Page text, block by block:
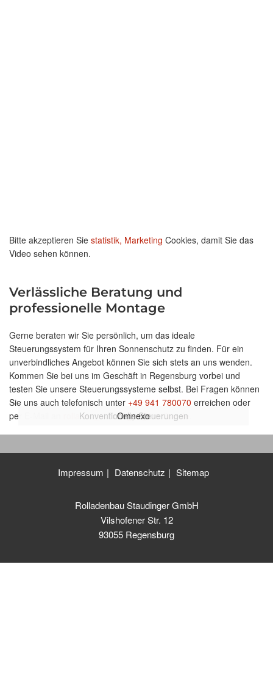
Funksysteme
Konventionelle Steuerungen
Omnexo
Bitte akzeptieren Sie statistik, Marketing Cookies, damit Sie das
Video sehen können.
Verlässliche Beratung und
professionelle Montage
Gerne beraten wir Sie persönlich, um das ideale
Steuerungssystem für Ihren Sonnenschutz zu finden. Für ein
unverbindliches Angebot können Sie sich stets an uns wenden.
Kommen Sie bei uns im Geschäft in Regensburg vorbei und
testen Sie unsere Steuerungssysteme selbst. Bei Fragen können
Sie uns auch telefonisch unter +49 941 780070 erreichen oder
per E-Mail an
rolladen_staudinger@t-online.de
Impressum Datenschutz Sitemap
Rolladenbau Staudinger GmbH
Vilshofener Str. 12
93055 Regensburg